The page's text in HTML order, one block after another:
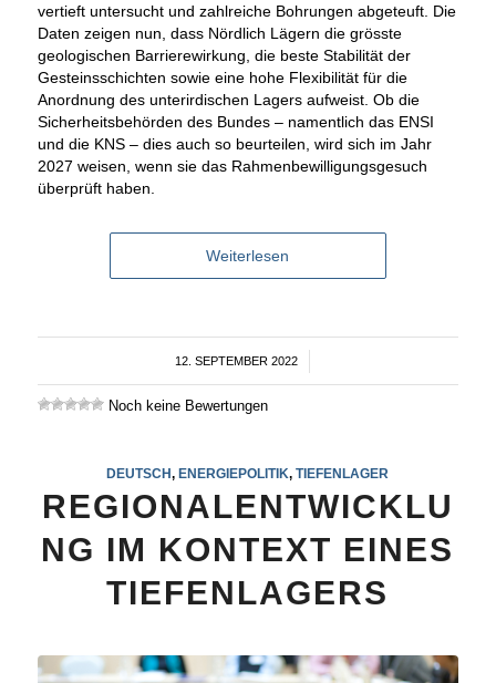
vertieft untersucht und zahlreiche Bohrungen abgeteuft. Die
Daten zeigen nun, dass Nördlich Lägern die grösste
geologischen Barrierewirkung, die beste Stabilität der
Gesteinsschichten sowie eine hohe Flexibilität für die
Anordnung des unterirdischen Lagers aufweist. Ob die
Sicherheitsbehörden des Bundes – namentlich das ENSI
und die KNS – dies auch so beurteilen, wird sich im Jahr
2027 weisen, wenn sie das Rahmenbewilligungsgesuch
überprüft haben.
Weiterlesen
12. SEPTEMBER 2022
/
Noch keine Bewertungen
DEUTSCH, ENERGIEPOLITIK,TIEFENLAGER
REGIONALENTWICKLU
NG IM KONTEXT EINES
TIEFENLAGERS